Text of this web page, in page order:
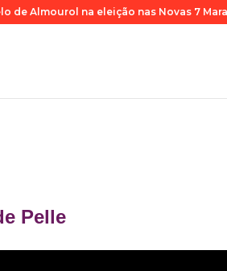
de Almourol na eleição nas Novas 7
Pelle